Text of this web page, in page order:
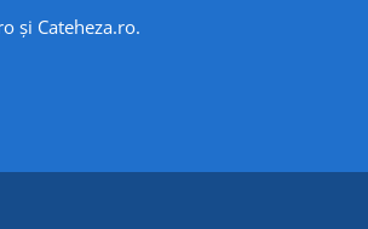
și Cateheza.ro.